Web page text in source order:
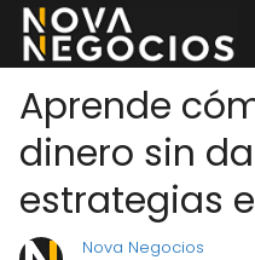
Aprende
dinero sin
estrategias
Nova Negocios